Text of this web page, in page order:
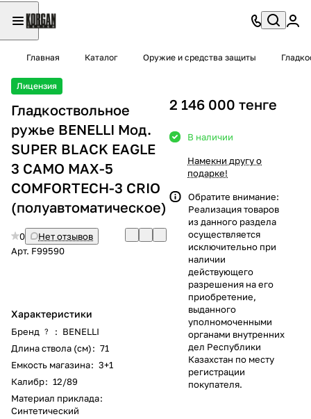
Главная Каталог Оружие и средства защиты
Лицензия
Гладкоствольное
ружье BENELLI Moд.
SUPER BLACK EAGLE
3 CAMO MAX-5
COMFORTECH-3 CRIO
(полуавтоматическое)
0
Нет отзывов
Арт. F99590
Характеристики
Бренд ? : BENELLI
Длина ствола (см): 71
Емкость магазина: 3+1
Калибр: 12/89
Материал приклада:
Синтетический
2 146 000 тенге
В наличии
Намекни другу о
подарке!
Обратите внимание:
Реализация товаров
из данного раздела
осуществляется
исключительно при
наличии
действующего
разрешения на его
приобретение,
выданного
уполномоченными
органами внутренних
дел Республики
Казахстан по месту
регистрации
покупателя.